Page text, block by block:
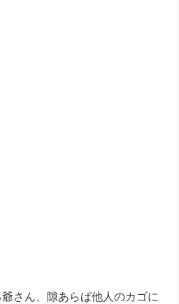
本の納車拠点を6割増 販売
へ
さん、隙あらば他人のカゴに